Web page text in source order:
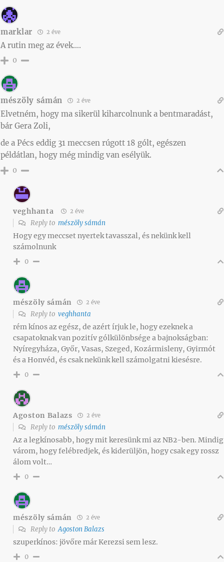
marklar 2 éve
A rutin meg az évek….
0
mészöly sámán 2 éve
Elvetném, hogy ma sikerül kiharcolnunk a bentmaradást,
bár Gera Zoli,
de a Pécs eddig 31 meccsen rúgott 18 gólt, egészen
példátlan, hogy még mindig van esélyük.
0
veghhanta 2 éve
Reply to mészöly sámán
Hogy egy meccset nyertek tavasszal, és nekünk kell
számolnunk
0
mészöly sámán 2 éve
Reply to veghhanta
rém kínos az egész, de azért írjuk le, hogy ezeknek a
csapatoknak van pozitív gólkülönbsége a bajnokságban:
Nyíregyháza, Győr, Vasas, Szeged, Kozármisleny, Gyirmót
és a Honvéd, és csak nekünk kell számolgatni kiesésre.
0
Agoston Balazs 2 éve
Reply to mészöly sámán
Az a legkínosabb, hogy mit keresünk mi az NB2-ben. Mindig
várom, hogy felébredjek, és kiderüljön, hogy csak egy rossz
álom volt…
0
mészöly sámán 2 éve
Reply toAgoston Balazs
szuperkínos: jövőre már Kerezsi sem lesz.
0